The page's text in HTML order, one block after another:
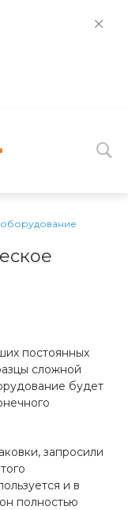
постоянных
сложной
будет
запросили
и в
полностью